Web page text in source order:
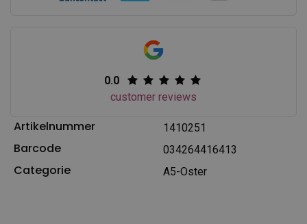
0.0
customer reviews
Artikelnummer 1410251
Barcode 034264416413
Categorie A5-Oster